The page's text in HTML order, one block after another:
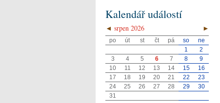
Kalendář událostí
◄ ►
srpen 2026
po út st čt pá so
ne
1
2
3
4 5 6 7 8
9
10
11 12 13 14 15
16
17
18 19 20 21 22
23
24
25 26 27 28 29
30
31